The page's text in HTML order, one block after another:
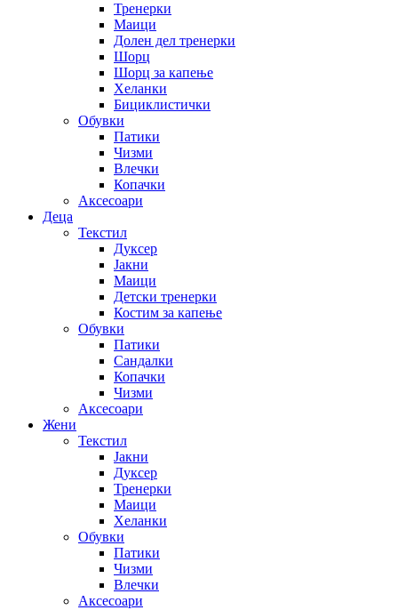
Тренерки
Маици
Долен дел тренерки
Шорц
Шорц за капење
Хеланки
Бициклистички
Обувки
Патики
Чизми
Влечки
Копачки
Аксесоари
Деца
Текстил
Дуксер
Јакни
Маици
Детски тренерки
Костим за капење
Обувки
Патики
Сандалки
Копачки
Чизми
Аксесоари
Жени
Текстил
Јакни
Дуксер
Тренерки
Маици
Хеланки
Обувки
Патики
Чизми
Влечки
Аксесоари